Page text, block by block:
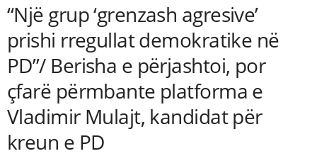
“Një grup ‘grenzash agresive’
prishi rregullat demokratike në
PD”/ Berisha e përjashtoi, por
çfarë përmbante platforma e
Vladimir Mulajt, kandidat për
kreun e PD